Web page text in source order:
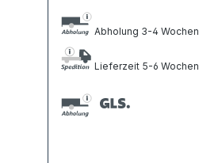
Abholung 3-4 Wochen
Lieferzeit 5-6 Wochen